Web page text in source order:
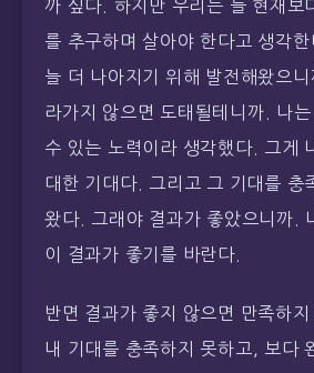
까 싶다. 하지만 우리는 늘 현재보
를 추구하며 살아야 한다고 생각
늘 더 나아지기 위해 발전해왔으
라가지 않으면 도태될테니까. 나
수 있는 노력이라 생각했다. 그게
대한 기대다. 그리고 그 기대를 충
왔다. 그래야 결과가 좋았으니까.
이 결과가 좋기를 바란다.
반면 결과가 좋지 않으면 만족하
내 기대를 충족하지 못하고, 보다